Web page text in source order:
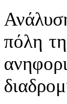
πόλη